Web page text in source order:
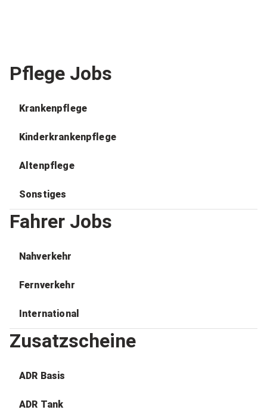
Pflege Jobs
Krankenpflege
Kinderkrankenpflege
Altenpflege
Sonstiges
Fahrer Jobs
Nahverkehr
Fernverkehr
International
Zusatzscheine
ADR Basis
ADR Tank